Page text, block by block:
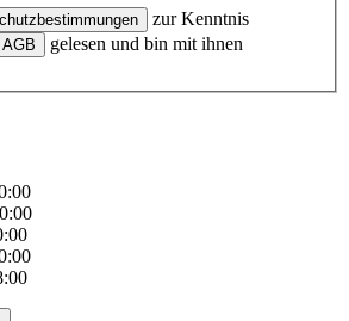
zur Kenntnis
AGB
gelesen und bin mit ihnen